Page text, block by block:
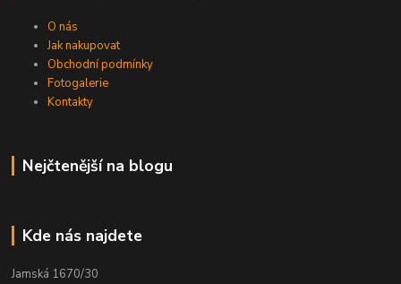
O nás
Jak nakupovat
Obchodní podmínky
Fotogalerie
Kontakty
Nejčtenější na blogu
Kde nás najdete
Jamská 1670/30